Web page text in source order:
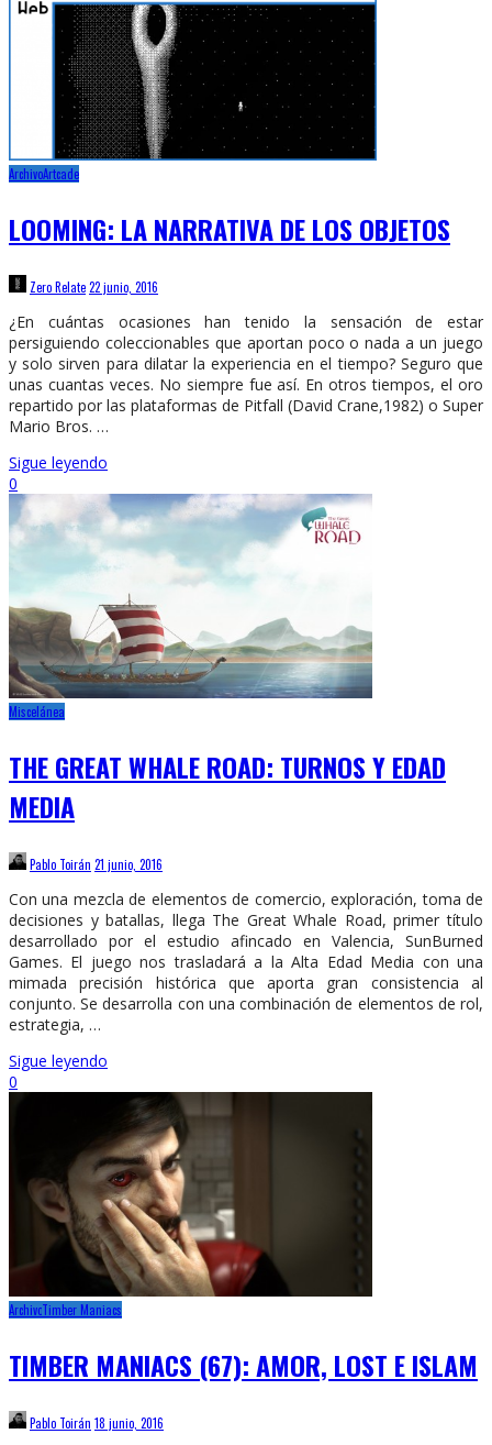
ArchivoArtcade
LOOMING: LA NARRATIVA DE LOS OBJETOS
Zero Relate22 junio, 2016
¿En cuántas ocasiones han tenido la sensación de estar
persiguiendo coleccionables que aportan poco o nada a un juego
y solo sirven para dilatar la experiencia en el tiempo? Seguro que
unas cuantas veces. No siempre fue así. En otros tiempos, el oro
repartido por las plataformas de Pitfall (David Crane,1982) o Super
Mario Bros. …
Sigue leyendo
0
Miscelánea
THE GREAT WHALE ROAD: TURNOS Y EDAD
MEDIA
Pablo Toirán 21 junio, 2016
Con una mezcla de elementos de comercio, exploración, toma de
decisiones y batallas, llega The Great Whale Road, primer título
desarrollado por el estudio afincado en Valencia, SunBurned
Games. El juego nos trasladará a la Alta Edad Media con una
mimada precisión histórica que aporta gran consistencia al
conjunto. Se desarrolla con una combinación de elementos de rol,
estrategia, …
Sigue leyendo
0
ArchivoTimber Maniacs
TIMBER MANIACS (67): AMOR, LOST E ISLAM
Pablo Toirán 18 junio, 2016